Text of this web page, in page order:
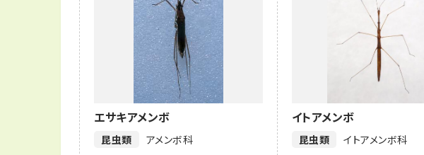
昆虫類
エサキアメンボ
アメンボ科 昆虫類
イトアメンボ
イトアメンボ科